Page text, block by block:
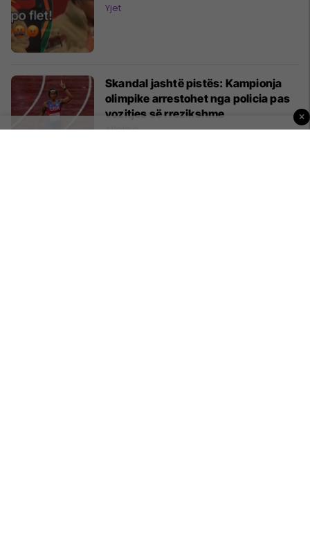
Yjet
Skandal jashtë pistës: Kampionja
olimpike arrestohet nga policia pas
vozitjes së rrezikshme
Atletikë
×